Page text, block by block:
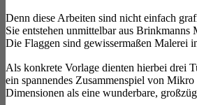
Denn diese Arbeiten sind nicht einfach
Sie entstehen unmittelbar aus Brinkmanns
Die Flaggen sind gewissermaßen Malerei
Als konkrete Vorlage dienten hierbei drei
ein spannendes Zusammenspiel von
Dimensionen als eine wunderbare,